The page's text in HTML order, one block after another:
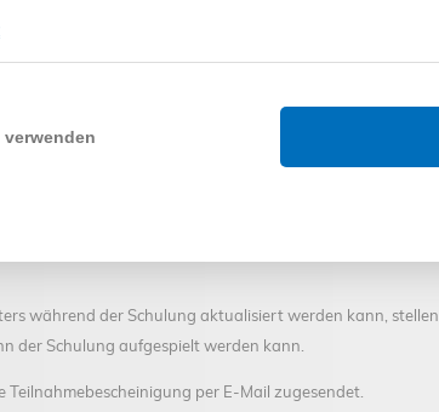
teilnehmen oder das Programm herunterladen:
Ihnen zwei Tage vor Schulungsbeginn per E-Mail
die Sie bei der Schulung testen wollen, bereit (z.
können benötigen Sie eine Kamera (Webcam) und
während der Schulung aktualisiert werden kann,
der Schulung aufgespielt werden kann.
Teilnahmebescheinigung per E-Mail zugesendet.